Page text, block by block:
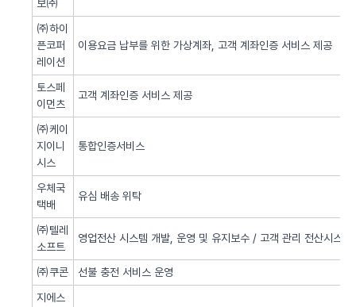
보㈜
㈜하이
픈코퍼
레이션
이용요금 납부를 위한 가상계좌, 고객 계좌인증 서비스 제공
토스페
이먼츠
고객 계좌인증 서비스 제공
㈜케이
지이니
시스
통합인증서비스
우체국
택배
유심 배송 위탁
㈜텔레
소프트
영업전산 시스템 개발, 운영 및 유지보수 / 고객 관리 전산시스
㈜쿠콘
선불 충전 서비스 운영
지에스